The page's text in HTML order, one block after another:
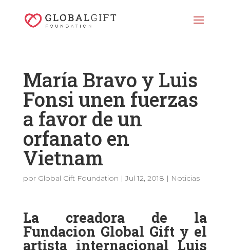
María Bravo y Luis
Fonsi unen fuerzas
a favor de un
orfanato en
Vietnam
por Global Gift Foundation |Jul 12, 2018 | Noticias
La creadora de la
Fundacion Global Gift y el
artista internacional Luis